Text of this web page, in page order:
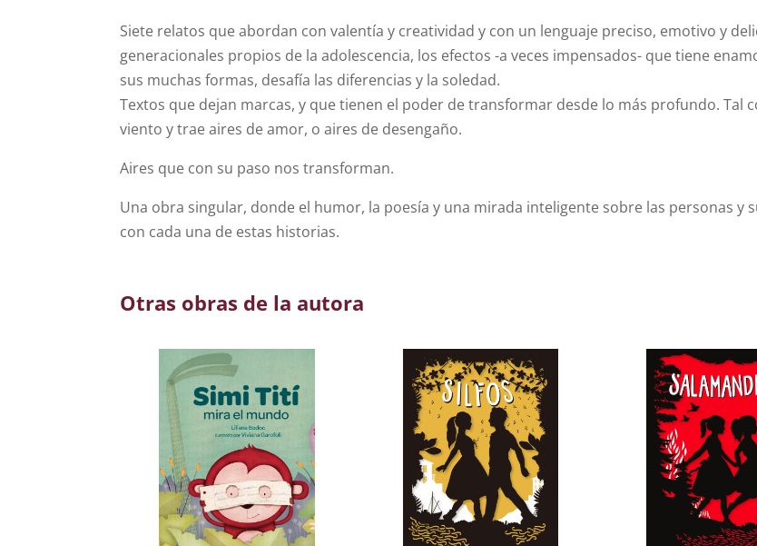
Siete relatos que abordan con valentía y creatividad y con un lenguaje preciso, emotivo y
generacionales propios de la adolescencia, los efectos -a veces impensados- que tiene
sus muchas formas, desafía las diferencias y la soledad.
Textos que dejan marcas, y que tienen el poder de transformar desde lo más profundo. Tal
viento y trae aires de amor, o aires de desengaño.
Aires que con su paso nos transforman.
Una obra singular, donde el humor, la poesía y una mirada inteligente sobre las personas y
con cada una de estas historias.
Otras obras de la autora